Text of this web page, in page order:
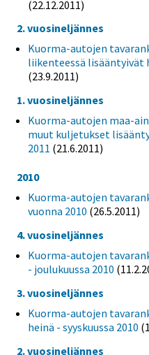
(22.12.2011)
2. vuosineljännes
Kuorma-autojen
liikenteessä lisääntyivät
(23.9.2011)
1. vuosineljännes
Kuorma-autojen maa-
muut kuljetukset
2011 (21.6.2011)
2010
Kuorma-autojen
vuonna 2010 (26.5.2011)
4. vuosineljännes
Kuorma-autojen
- joulukuussa 2010
3. vuosineljännes
Kuorma-autojen
heinä - syyskuussa 2010
2. vuosineljännes